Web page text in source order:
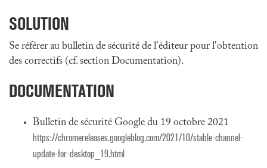
SOLUTION
Se référer au bulletin de sécurité de l'éditeur pour l'obtention
des correctifs (cf. section Documentation).
DOCUMENTATION
Bulletin de sécurité Google du 19 octobre 2021
https://chromereleases.googleblog.com/2021/10/stable-channel-
update-for-desktop_19.html